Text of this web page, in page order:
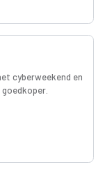
cyberweekend en